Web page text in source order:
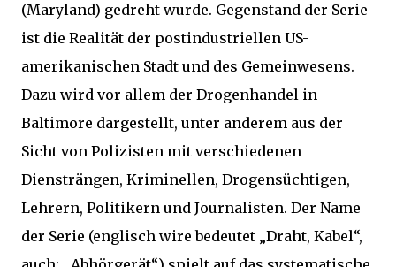
(Maryland) gedreht wurde. Gegenstand der Serie
ist die Realität der postindustriellen US-
amerikanischen Stadt und des Gemeinwesens.
Dazu wird vor allem der Drogenhandel in
Baltimore dargestellt, unter anderem aus der
Sicht von Polizisten mit verschiedenen
Diensträngen, Kriminellen, Drogensüchtigen,
Lehrern, Politikern und Journalisten. Der Name
der Serie (englisch wire bedeutet „Draht, Kabel“,